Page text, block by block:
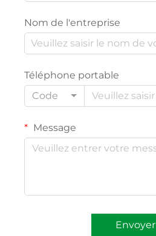
Nom de l'entreprise
Téléphone portable
Code
Message
Envoyer